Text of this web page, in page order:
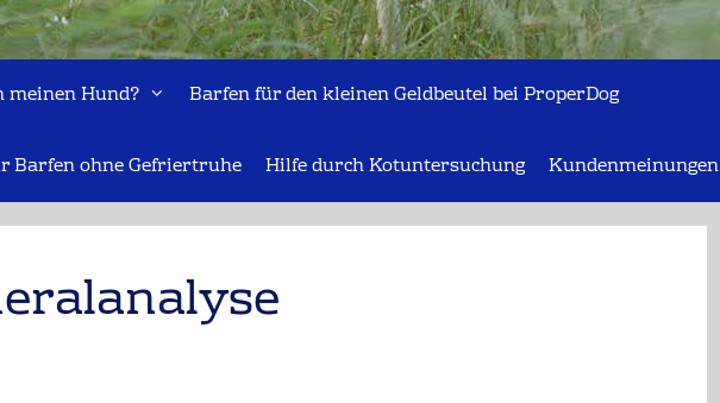
Hund? Barfen für den kleinen Geldbeutel bei ProperDog
Barfen ohne Gefriertruhe Hilfe durch Kotuntersuchung Kundenmeinungen